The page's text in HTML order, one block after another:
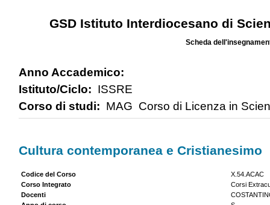
GSD Istituto Interdiocesano di
Scheda
Anno Accademico:
Istituto/Ciclo: ISSRE
Corso di studi: MAG Corso di Licenza in
Cultura contemporanea e Cristianesimo
Codice del Corso
X.54.ACAC
Corso Integrato
Corsi
Docenti